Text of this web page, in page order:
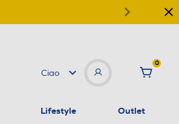
Ciao
0
Lifestyle Outlet